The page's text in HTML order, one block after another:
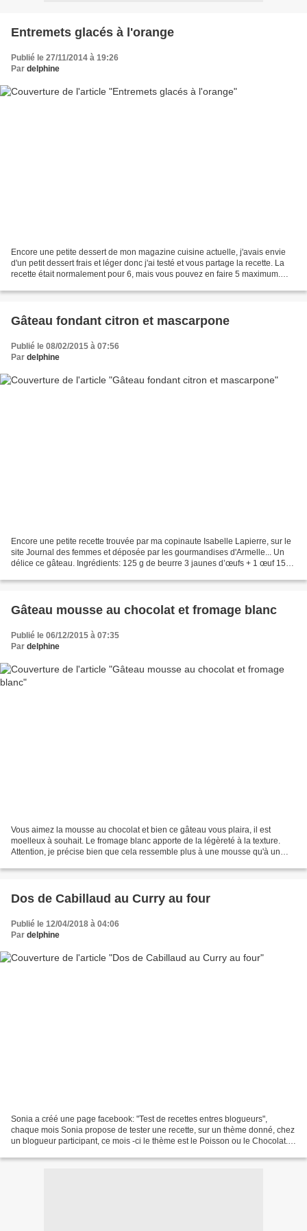
Entremets glacés à l'orange
Publié le 27/11/2014 à 19:26
Par delphine
Encore une petite dessert de mon magazine cuisine actuelle, j'avais envie
d'un petit dessert frais et léger donc j'ai testé et vous partage la recette. La
recette était normalement pour 6, mais vous pouvez en faire 5 maximum.
Gâteau fondant citron et mascarpone
Publié le 08/02/2015 à 07:56
Par delphine
Encore une petite recette trouvée par ma copinaute Isabelle Lapierre, sur le
site Journal des femmes et déposée par les gourmandises d'Armelle... Un
délice ce gâteau. Ingrédients: 125 g de beurre 3 jaunes d’œufs + 1 œuf 150
Gâteau mousse au chocolat et fromage blanc
Publié le 06/12/2015 à 07:35
Par delphine
Vous aimez la mousse au chocolat et bien ce gâteau vous plaira, il est
moelleux à souhait. Le fromage blanc apporte de la légèreté à la texture.
Attention, je précise bien que cela ressemble plus à une mousse qu'à un
Dos de Cabillaud au Curry au four
Publié le 12/04/2018 à 04:06
Par delphine
Sonia a créé une page facebook: "Test de recettes entres blogueurs",
chaque mois Sonia propose de tester une recette, sur un thème donné, chez
un blogueur participant, ce mois -ci le thème est le Poisson ou le Chocolat.